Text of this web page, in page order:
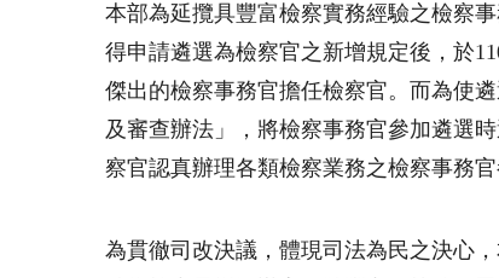
本部為延攬具豐富檢察實務經驗之檢察
得申請遴選為檢察官之新增規定後，於
傑出的檢察事務官擔任檢察官。而為使
及審查辦法」，將檢察事務官參加遴選
察官認真辦理各類檢察業務之檢察事務
為貫徹司改決議，體現司法為民之決心